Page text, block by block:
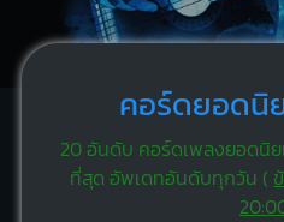
คอร์ดยอดนิ
20 อันดับ คอร์ดเพลงยอดนิ
ที่สุด อัพเดทอันดับทุกวัน (